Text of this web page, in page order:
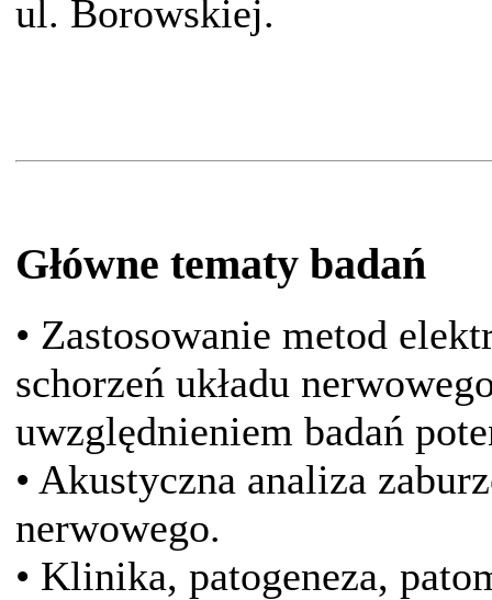
ul. Borowskiej.
Główne tematy badań
• Zastosowanie metod
schorzeń układu
uwzględnieniem badań
• Akustyczna analiza
nerwowego.
• Klinika, patogeneza,